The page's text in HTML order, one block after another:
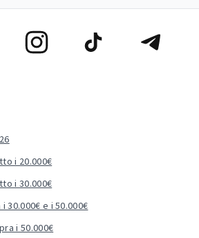
i 20.000€
i 30.000€
e i 50.000€
i 50.000€